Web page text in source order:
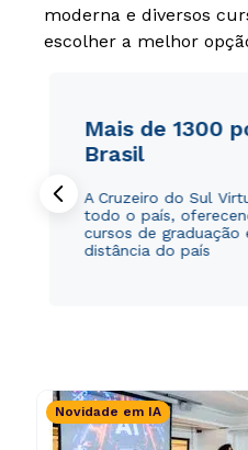
moderna e diversos
escolher a melhor
Mais de 1300
Brasil
A Cruzeiro do Sul
todo o país,
cursos de graduação
distância do país
Novidade em IA